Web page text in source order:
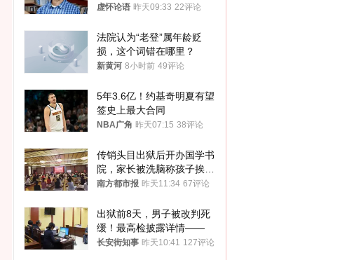
真慌了
虚怀论语 昨天09:33 22评论
法院认为“老登”属年龄贬
损，这个词错在哪里？
新黄河 8小时前 49评论
5年3.6亿！约基奇明夏有望
签史上最大合同
NBA广角 昨天07:15 38评论
传销头目出狱后开办国学书
院，家长被洗脑称孩子挨打
才有效果
南方都市报 昨天11:34 67评论
出狱前8天，男子被改判死
缓！最高检披露详情——
长安街知事 昨天10:41 127评论